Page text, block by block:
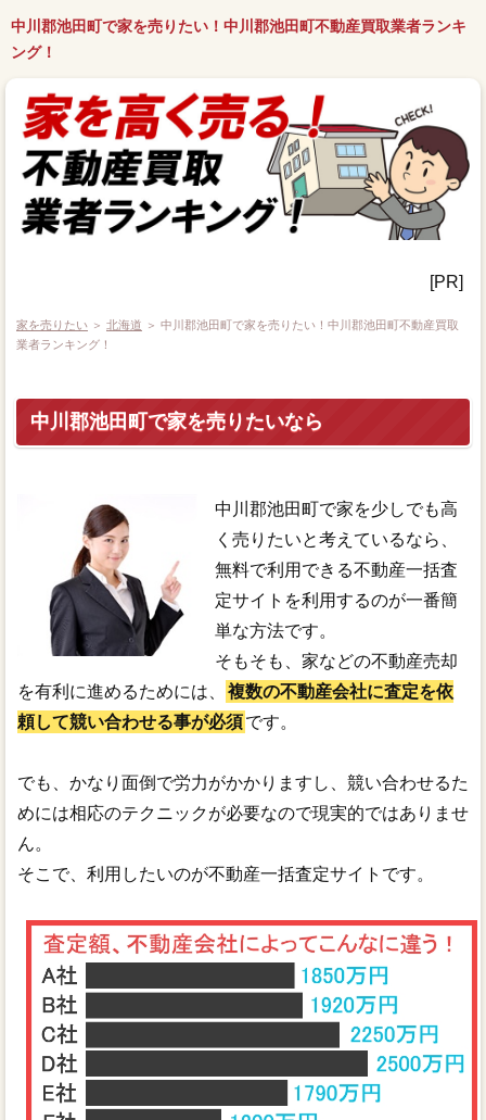
中川郡池田町で家を売りたい！中川郡池田町不動産買取業者ランキ
ング！
[PR]
家を売りたい ＞ 北海道 ＞ 中川郡池田町で家を売りたい！中川郡池田町不動産買取
業者ランキング！
中川郡池田町で家を売りたいなら
中川郡池田町で家を少しでも高
く売りたいと考えているなら、
無料で利用できる不動産一括査
定サイトを利用するのが一番簡
単な方法です。
そもそも、家などの不動産売却
を有利に進めるためには、
複数の不動産会社に査定を依
頼して競い合わせる事が必須です。
でも、かなり面倒で労力がかかりますし、競い合わせるた
めには相応のテクニックが必要なので現実的ではありませ
ん。
そこで、利用したいのが不動産一括査定サイトです。